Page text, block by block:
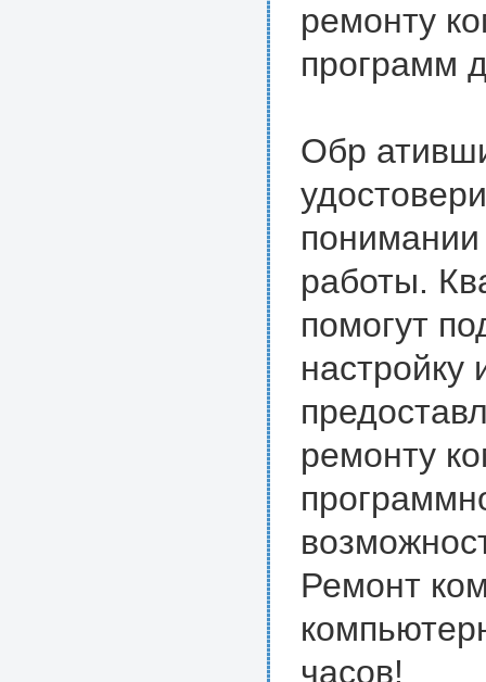
ремонту
программ
Обр
работы.
помогут
ремонту
Ремонт
часов!